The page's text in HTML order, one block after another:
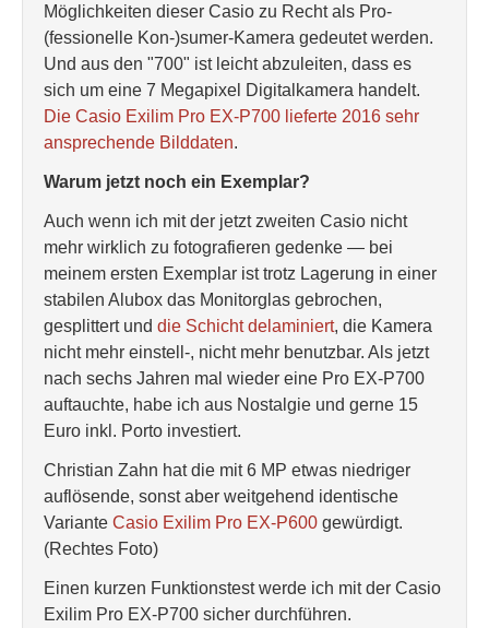
Möglichkeiten dieser Casio zu Recht als Pro-
(fessionelle Kon-)sumer-Kamera gedeutet werden.
Und aus den "700" ist leicht abzuleiten, dass es
sich um eine 7 Megapixel Digitalkamera handelt.
Die Casio Exilim Pro EX-P700 lieferte 2016 sehr
ansprechende Bilddaten.
Warum jetzt noch ein Exemplar?
Auch wenn ich mit der jetzt zweiten Casio nicht
mehr wirklich zu fotografieren gedenke — bei
meinem ersten Exemplar ist trotz Lagerung in einer
stabilen Alubox das Monitorglas gebrochen,
gesplittert und die Schicht delaminiert, die Kamera
nicht mehr einstell-, nicht mehr benutzbar. Als jetzt
nach sechs Jahren mal wieder eine Pro EX-P700
auftauchte, habe ich aus Nostalgie und gerne 15
Euro inkl. Porto investiert.
Christian Zahn hat die mit 6 MP etwas niedriger
auflösende, sonst aber weitgehend identische
Variante Casio Exilim Pro EX-P600 gewürdigt.
(Rechtes Foto)
Einen kurzen Funktionstest werde ich mit der Casio
Exilim Pro EX-P700 sicher durchführen.